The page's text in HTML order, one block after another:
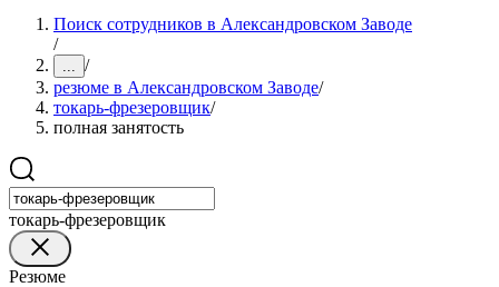
Поиск сотрудников в Александровском Заводе
/
... /
резюме в Александровском Заводе/
токарь-фрезеровщик/
полная занятость
токарь-фрезеровщик
Резюме